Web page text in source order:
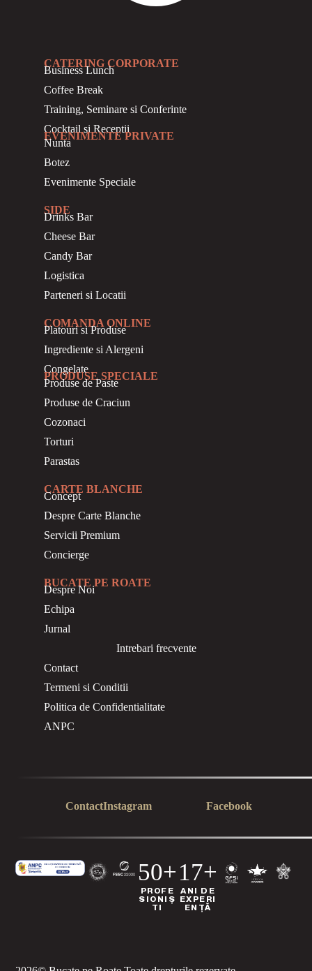
CATERING CORPORATE
BusinessLunch
Coffee Break
Training, Seminare si Conferinte
Cocktail si Receptii
EVENIMENTE PRIVATE
Nunta
Botez
Evenimente Speciale
SIDE
Drinks Bar
Cheese Bar
Candy Bar
Logistica
Parteneri si Locatii
COMANDA ONLINE
Platouri si Produse
Ingrediente si Alergeni
Congelate
PRODUSE SPECIALE
Produse de Paste
Produse de Craciun
Cozonaci
Torturi
Parastas
CARTE BLANCHE
Concept
Despre Carte Blanche
Servicii Premium
Concierge
BUCATE PE ROATE
Despre Noi
Echipa
Jurnal
Intrebari frecvente
Contact
Termeni si Conditii
Politica de Confidentialitate
ANPC
ContactInstagram Facebook
50+
PROFE
SIONIȘ
TI
17+
ANI DE
EXPERI
ENȚĂ